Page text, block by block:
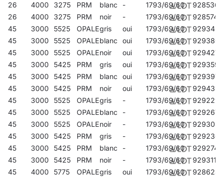
26
4000 3275 PRM blanc - 1793/69/60
928536
26
4000 3275 PRM noir - 1793/69/60
928574
45
3000 5525 OPALEgris oui 1793/69/60
929342
45
3000 5525 OPALEblanc oui 1793/69/60
929380
45
3000 5525 OPALEnoir oui 1793/69/60
929427
45
3000 5425 PRM gris oui 1793/69/60
929359
45
3000 5425 PRM blanc oui 1793/69/60
929397
45
3000 5425 PRM noir oui 1793/69/60
929434
45
3000 5525 OPALEgris - 1793/69/60
929229
45
3000 5525 OPALEblanc - 1793/69/60
929267
45
3000 5525 OPALEnoir - 1793/69/60
929304
45
3000 5425 PRM gris - 1793/69/60
929236
45
3000 5425 PRM blanc - 1793/69/60
929274
45
3000 5425 PRM noir - 1793/69/60
929311
45
4000 5775 OPALEgris oui 1793/69/60
928628